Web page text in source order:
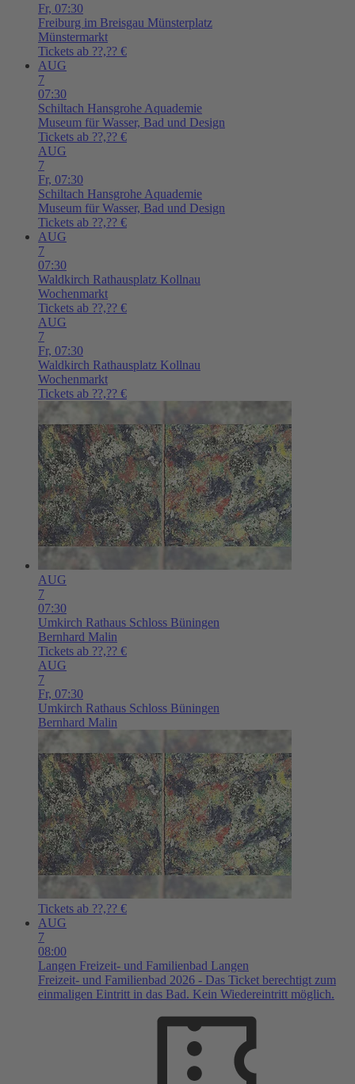
Fr, 07:30
Freiburg im Breisgau Münsterplatz
Münstermarkt
Tickets ab ??,?? €
AUG
7
07:30
Schiltach Hansgrohe Aquademie
Museum für Wasser, Bad und Design
Tickets ab ??,?? €
AUG
7
Fr, 07:30
Schiltach Hansgrohe Aquademie
Museum für Wasser, Bad und Design
Tickets ab ??,?? €
AUG
7
07:30
Waldkirch Rathausplatz Kollnau
Wochenmarkt
Tickets ab ??,?? €
AUG
7
Fr, 07:30
Waldkirch Rathausplatz Kollnau
Wochenmarkt
Tickets ab ??,?? €
AUG
7
07:30
Umkirch Rathaus Schloss Büningen
Bernhard Malin
Tickets ab ??,?? €
AUG
7
Fr, 07:30
Umkirch Rathaus Schloss Büningen
Bernhard Malin
Tickets ab ??,?? €
AUG
7
08:00
Langen Freizeit- und Familienbad Langen
Freizeit- und Familienbad 2026 - Das Ticket berechtigt zum
einmaligen Eintritt in das Bad. Kein Wiedereintritt möglich.